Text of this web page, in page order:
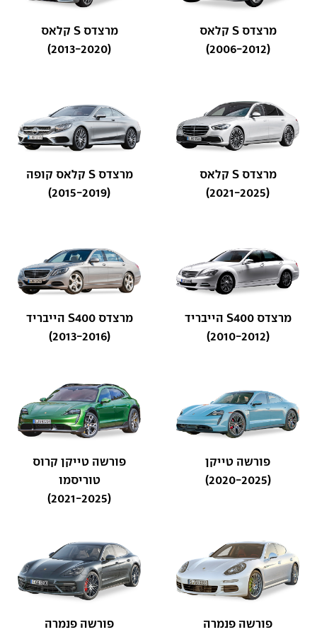
מרצדס S קלאס
(2006-2012)
מרצדס S קלאס
(2013-2020)
מרצדס S קלאס
(2021-2025)
מרצדס S קלאס קופה
(2015-2019)
מרצדס S400 הייבריד
(2010-2012)
מרצדס S400 הייבריד
(2013-2016)
פורשה טייקן
(2020-2025)
פורשה טייקן קרוס
טוריסמו
(2021-2025)
פורשה פנמרה
פורשה פנמרה